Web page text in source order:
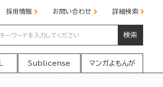
採用情報 お問い合わせ 詳細検索
検索
Sublicense マンガよもんが